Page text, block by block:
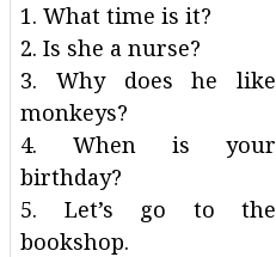
1. What time is it?
2. Is she a nurse?
3. Why does he like
monkeys?
4. When is your
birthday?
5. Let’s go to the
bookshop.